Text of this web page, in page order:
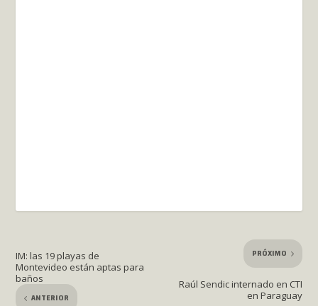
IM: las 19 playas de
Montevideo están aptas para
baños
ANTERIOR
PRÓXIMO
Raúl Sendic internado en CTI
en Paraguay